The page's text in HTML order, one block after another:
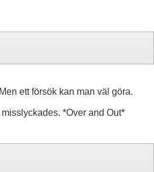
ett försök kan man väl göra.
*Over and Out*